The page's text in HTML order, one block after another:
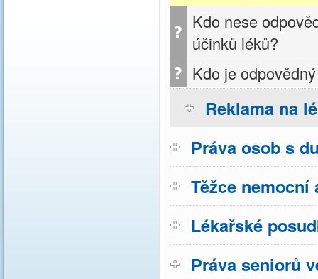
Kdo nese
účinků léků?
Kdo je
Reklama na
Práva osob s
Těžce
Lékařské
Práva seniorů